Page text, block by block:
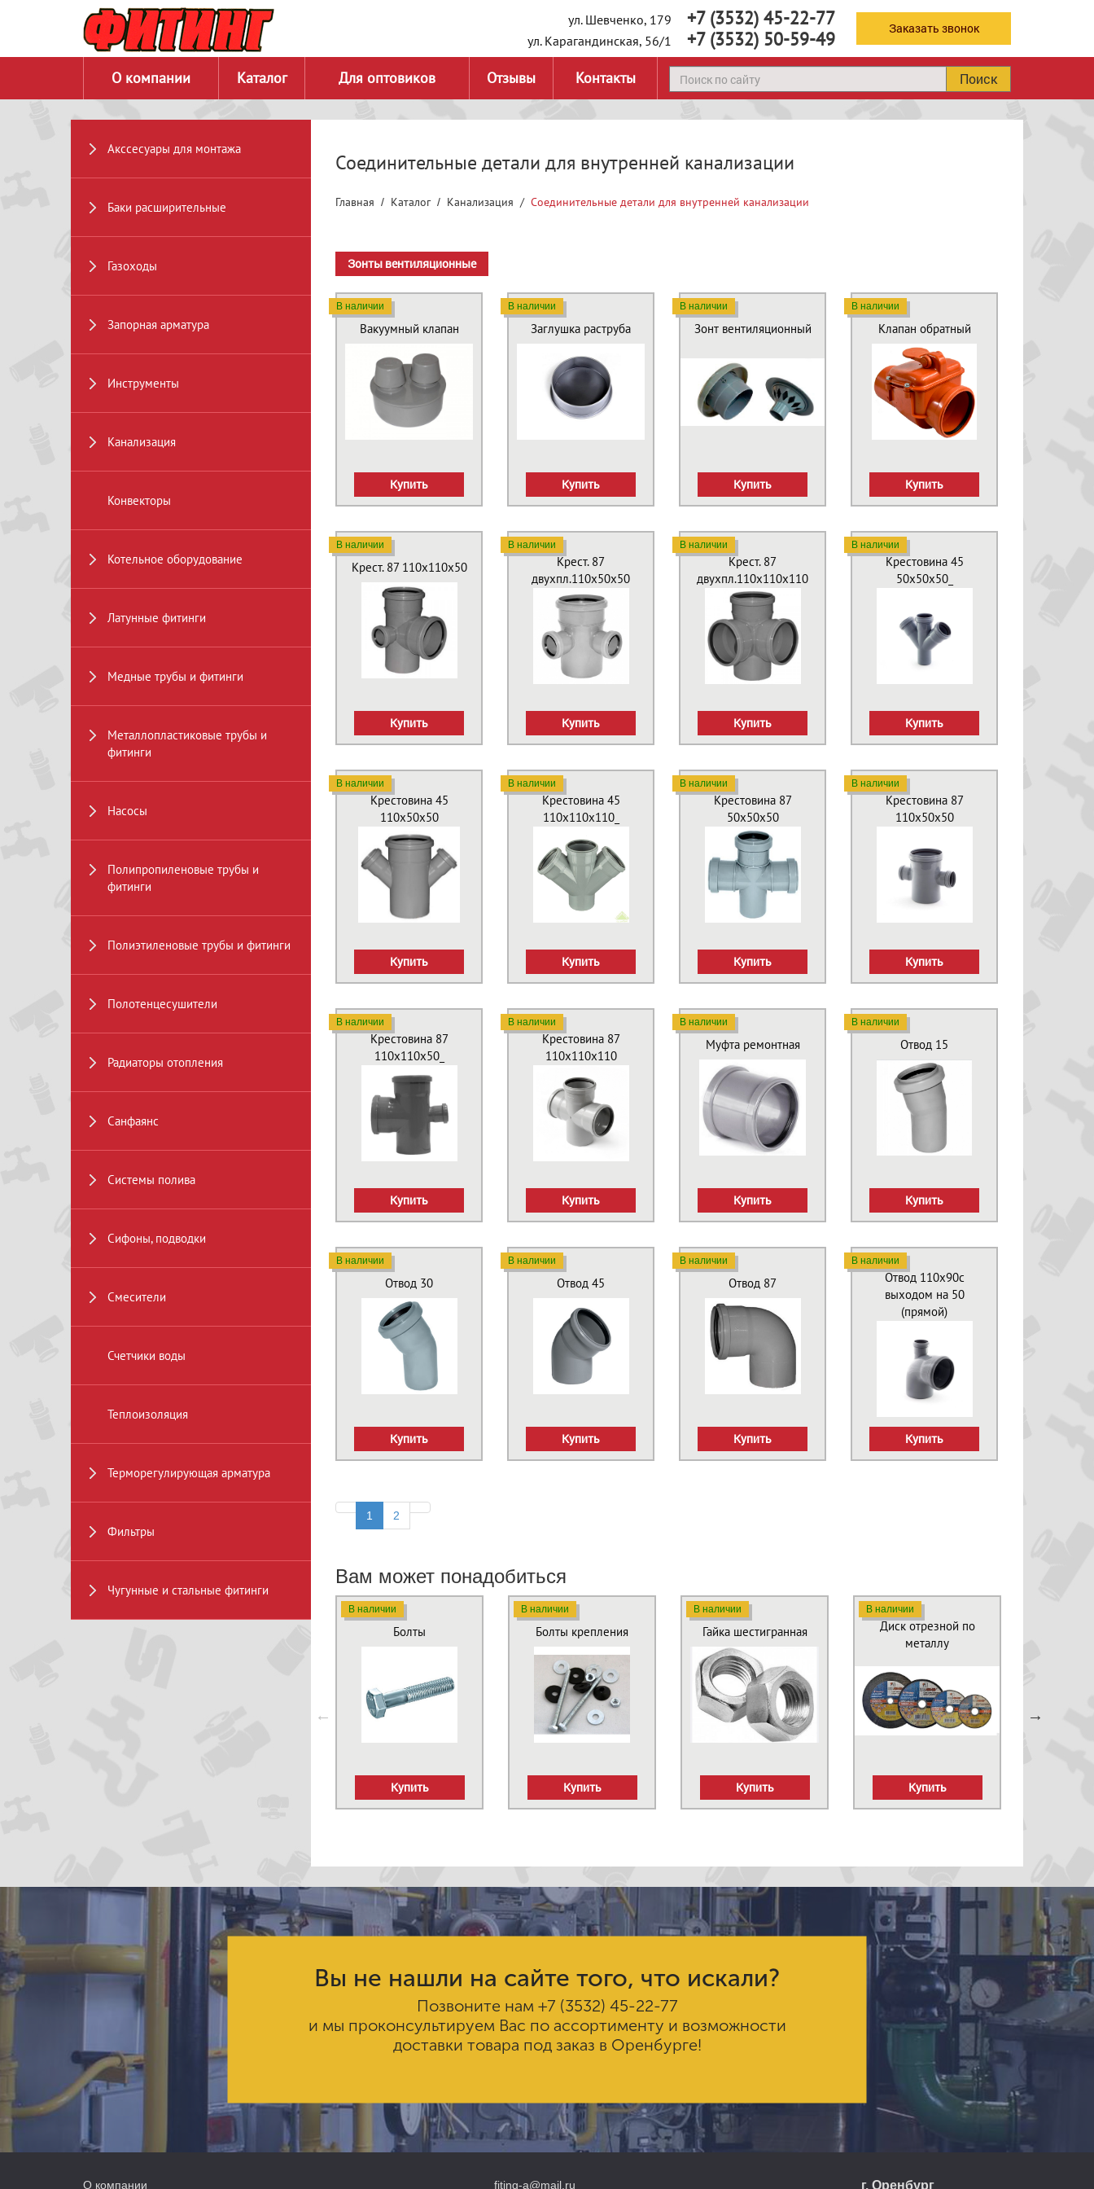
ул. Шевченко, 179 +7 (3532) 45-22-77
ул. Карагандинская, 56/1 +7 (3532) 50-59-49 Заказать звонок
О компании Каталог Для оптовиков Отзывы Контакты Поиск
Акссесуары для монтажа
Баки расширительные
Газоходы
Запорная арматура
Инструменты
Канализация
Конвекторы
Котельное оборудование
Латунные фитинги
Медные трубы и фитинги
Металлопластиковые трубы и
фитинги
Насосы
Полипропиленовые трубы и
фитинги
Полиэтиленовые трубы и фитинги
Полотенцесушители
Радиаторы отопления
Санфаянс
Системы полива
Сифоны, подводки
Смесители
Счетчики воды
Теплоизоляция
Терморегулирующая арматура
Фильтры
Чугунные и стальные фитинги
Соединительные детали для внутренней канализации
Главная Каталог Канализация Соединительные детали для внутренней канализации
Зонты вентиляционные
Вакуумный клапан
В наличии
Купить
Заглушка раструба
В наличии
Купить
Зонт вентиляционный
В наличии
Купить
Клапан обратный
В наличии
Купить
Крест. 87 110х110х50
В наличии
Купить
Крест. 87
двухпл.110х50х50
В наличии
Купить
Крест. 87
двухпл.110х110х110
В наличии
Купить
Крестовина 45
50х50х50_
В наличии
Купить
Крестовина 45
110х50х50
В наличии
Купить
Крестовина 45
110х110х110_
В наличии
Купить
Крестовина 87
50х50х50
В наличии
Купить
Крестовина 87
110х50х50
В наличии
Купить
Крестовина 87
110х110х50_
В наличии
Купить
Крестовина 87
110х110х110
В наличии
Купить
Муфта ремонтная
В наличии
Купить
Отвод 15
В наличии
Купить
Отвод 30
В наличии
Купить
Отвод 45
В наличии
Купить
Отвод 87
В наличии
Купить
Отвод 110х90с
выходом на 50
(прямой)
В наличии
Купить
1 2
Вам может понадобиться
Болты
В наличии
Купить
Болты крепления
В наличии
Купить
Гайка шестигранная
В наличии
Купить
Диск отрезной по
металлу
В наличии
Купить
Вы не нашли на сайте того, что искали?
Позвоните нам +7 (3532) 45-22-77
и мы проконсультируем Вас по ассортименту и возможности
доставки товара под заказ в Оренбурге!
О компании fiting-a@mail.ru г. Оренбург